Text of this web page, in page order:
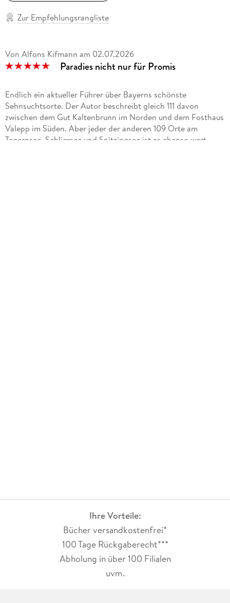
Zur Empfehlungsrangliste
Von Alfons Kifmann am 02.07.2026
Paradies nicht nur für Promis
Endlich ein aktueller Führer über Bayerns schönste
Sehnsuchtsorte. Der Autor beschreibt gleich 111 davon
zwischen dem Gut Kaltenbrunn im Norden und dem Fosthaus
Valepp im Süden. Aber jeder der anderen 109 Orte am
Tegernsee, Schliersee und Spitzingsee ist es ebenso wert,
Ihre Vorteile:
Bücher versandkostenfrei*
100 Tage Rückgaberecht***
Abholung in über 100 Filialen
uvm.